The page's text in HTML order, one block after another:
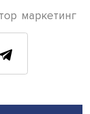
в сфере рекламы
первый год
представителей
— получают